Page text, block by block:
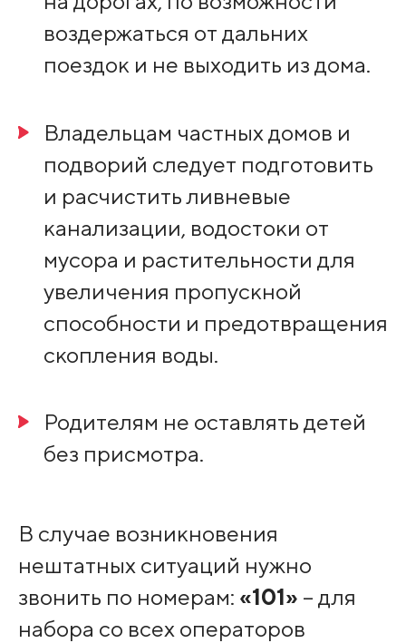
воздержаться от дальних
поездок и не выходить из дома.
Владельцам частных домов и
подворий следует подготовить
и расчистить ливневые
канализации, водостоки от
мусора и растительности для
увеличения пропускной
способности и предотвращения
скопления воды.
Родителям не оставлять детей
без присмотра.
В случае возникновения
нештатных ситуаций нужно
звонить по номерам: «101» – для
набора со всех операторов